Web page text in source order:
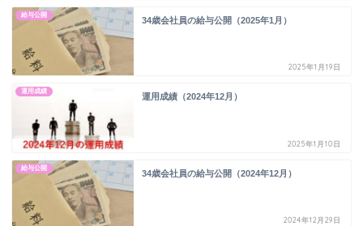
給与公開
34歳会社員の給与公開（2025年1月）
2025年1月19日
運用成績
運用成績（2024年12月）
2025年1月10日
給与公開
34歳会社員の給与公開（2024年12月）
2024年12月29日